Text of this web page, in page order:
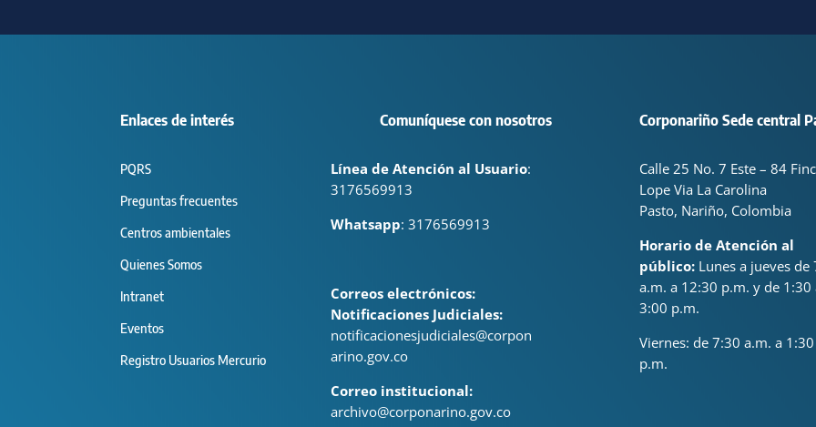
Enlaces de interés
PQRS
Preguntas frecuentes
Centros ambientales
Quienes Somos
Intranet
Eventos
Registro Usuarios Mercurio
Comuníquese con nosotros
Línea de Atención al Usuario:
3176569913
Whatsapp: 3176569913
Correos electrónicos:
Notificaciones Judiciales:
notificacionesjudiciales@corpon
arino.gov.co
Correo institucional:
archivo@corponarino.gov.co
Corponariño Sede central
Calle 25 No. 7 Este – 84
Lope Via La Carolina
Pasto, Nariño, Colombia
Horario de Atención al
público:Lunes a jueves de
a.m. a 12:30 p.m. y de 1:30
3:00 p.m.
Viernes: de 7:30 a.m. a 1:30
p.m.